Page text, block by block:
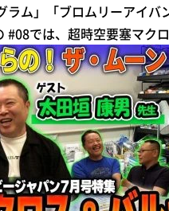
ラム」「ブロムリーアイバ
#08では、超時空要塞マク